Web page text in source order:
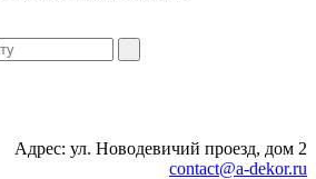
Адрес: ул. Новодевичий проезд, дом 2
contact@a-dekor.ru